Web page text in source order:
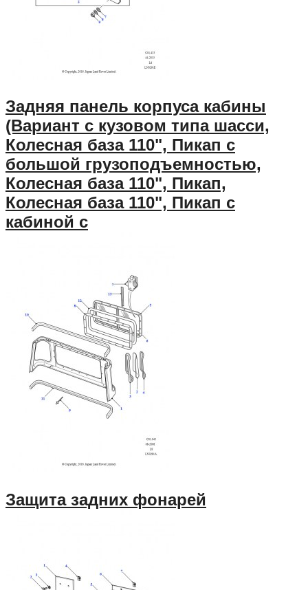
Задняя панель корпуса кабины
(Вариант с кузовом типа шасси,
Колесная база 110", Пикап с
большой грузоподъемностью,
Колесная база 110", Пикап,
Колесная база 110", Пикап с
кабиной с
Защита задних фонарей